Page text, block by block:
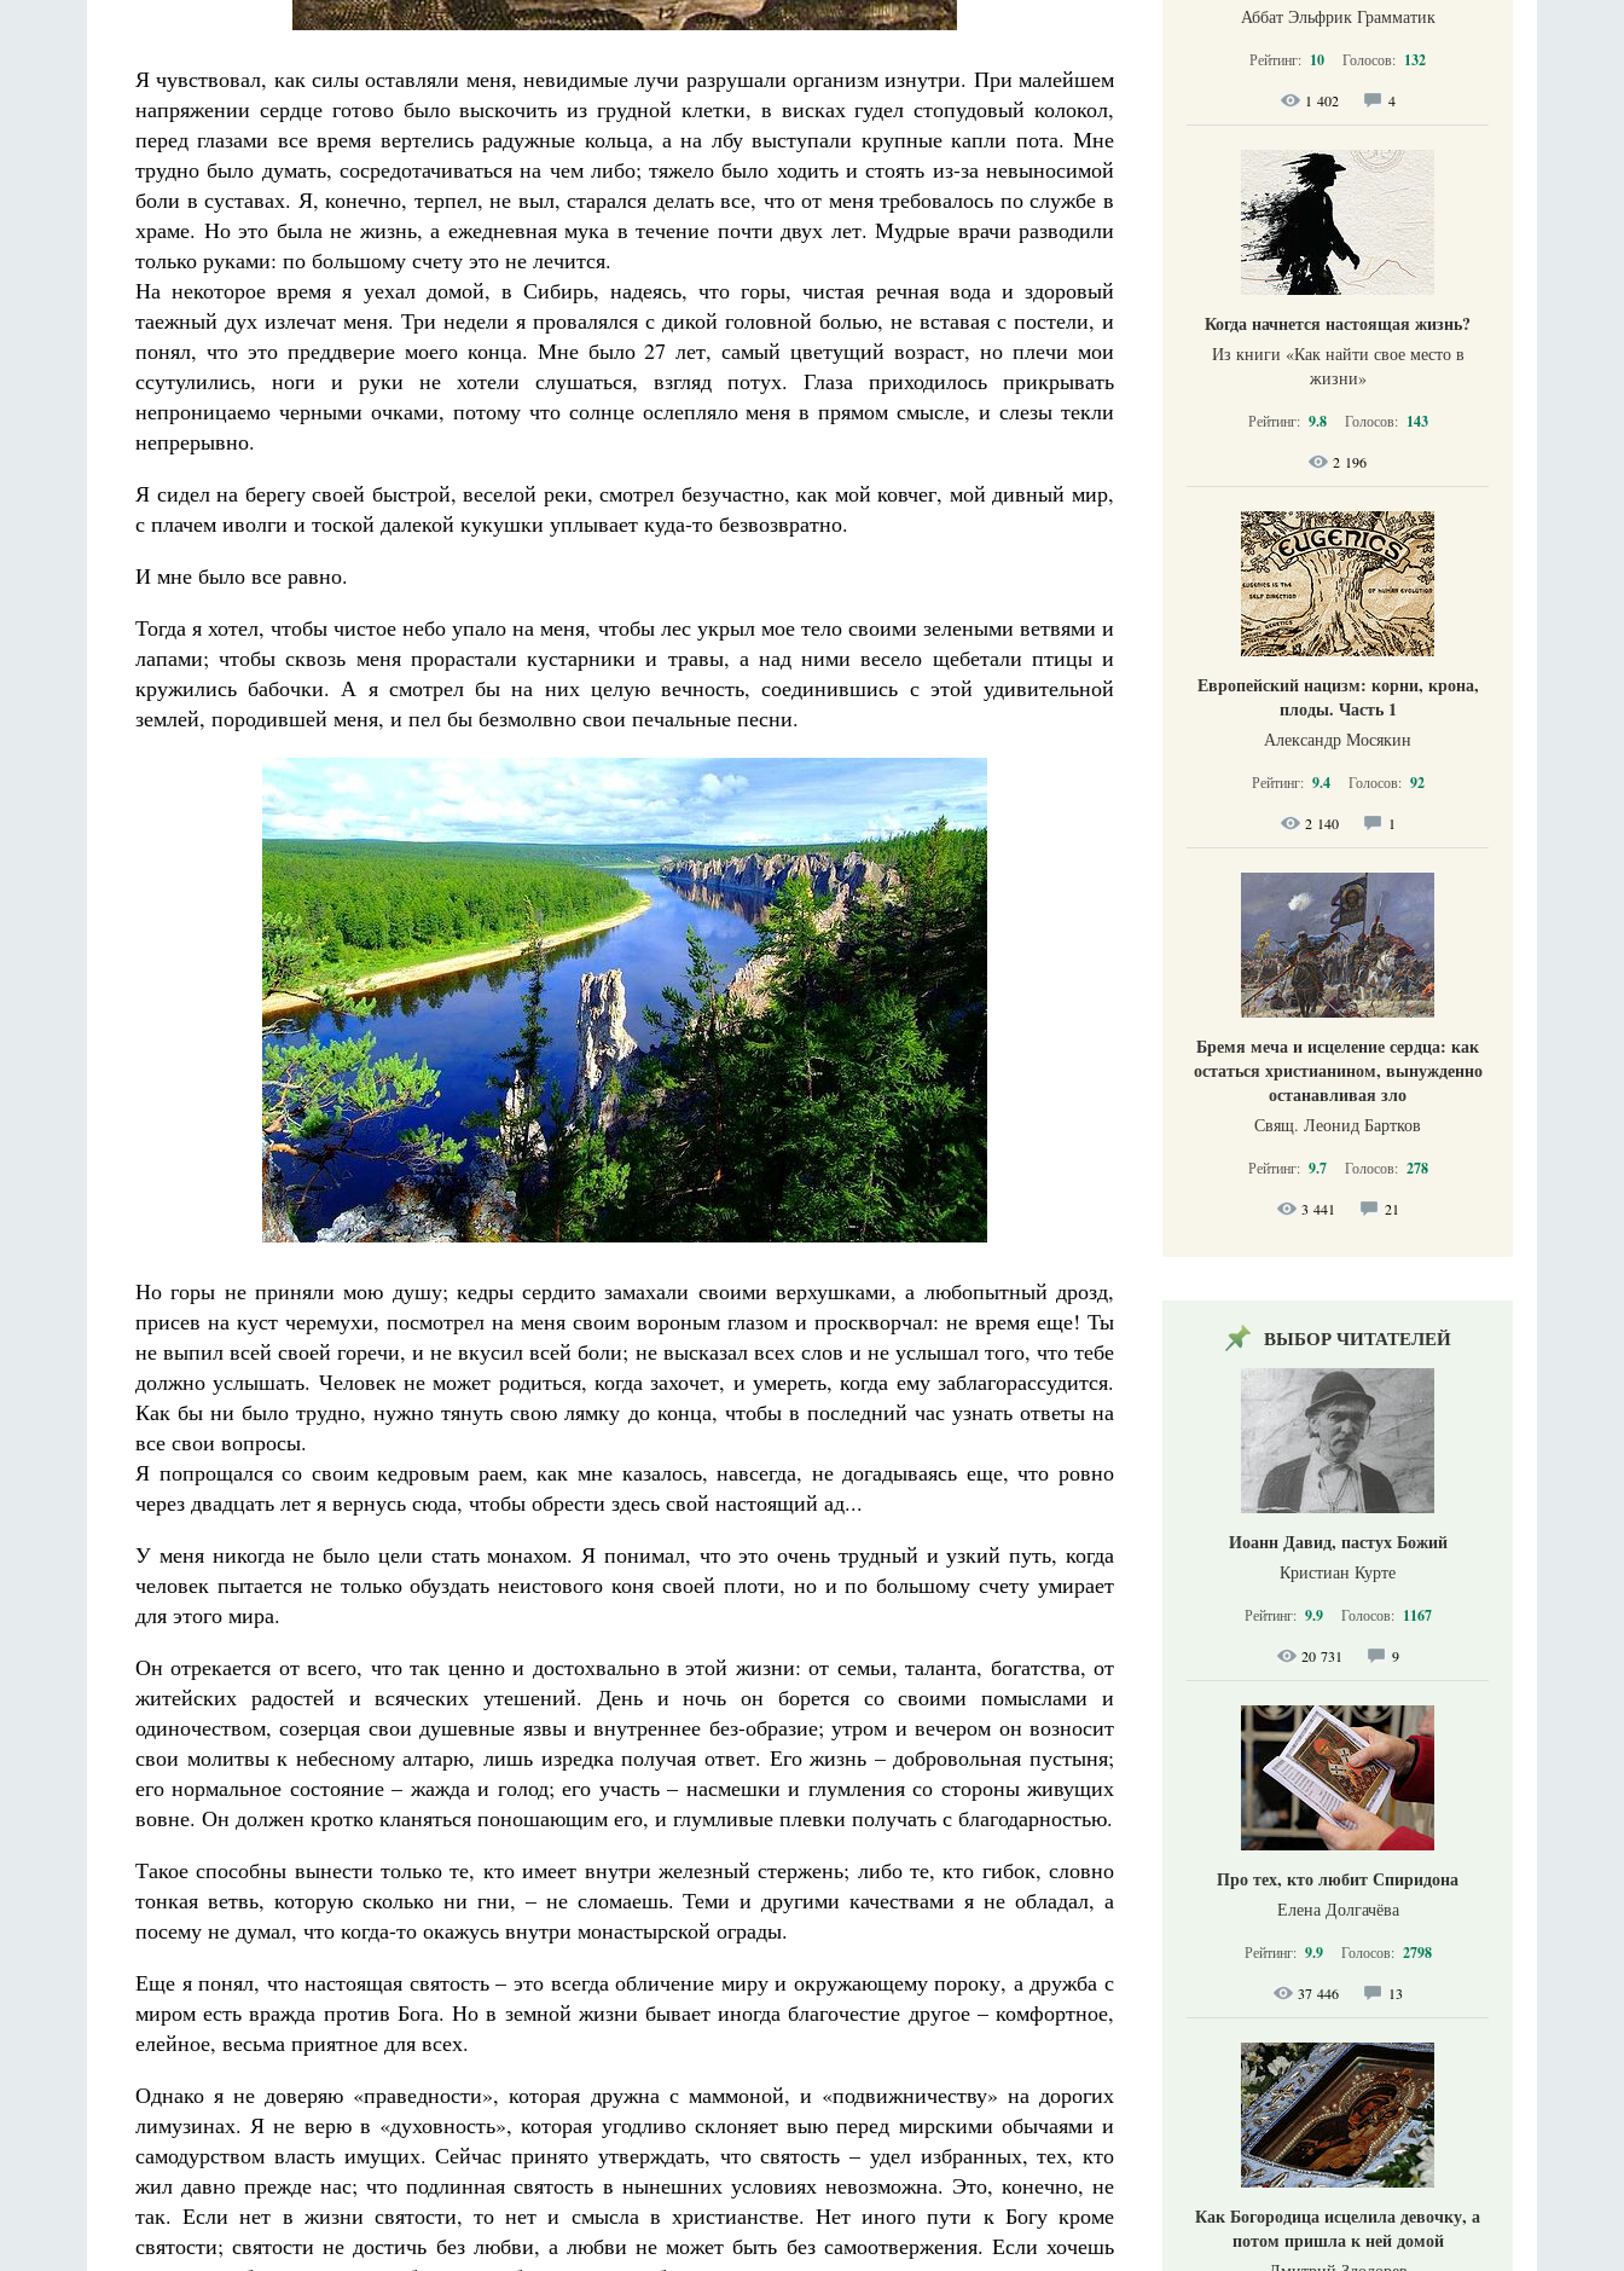
Я чувствовал, как силы оставляли меня, невидимые лучи разрушали организм изнутри. При малейшем
напряжении сердце готово было выскочить из грудной клетки, в висках гудел стопудовый колокол,
перед глазами все время вертелись радужные кольца, а на лбу выступали крупные капли пота. Мне
трудно было думать, сосредотачиваться на чем либо; тяжело было ходить и стоять из-за невыносимой
боли в суставах. Я, конечно, терпел, не выл, старался делать все, что от меня требовалось по службе в
храме. Но это была не жизнь, а ежедневная мука в течение почти двух лет. Мудрые врачи разводили
только руками: по большому счету это не лечится.
На некоторое время я уехал домой, в Сибирь, надеясь, что горы, чистая речная вода и здоровый
таежный дух излечат меня. Три недели я провалялся с дикой головной болью, не вставая с постели, и
понял, что это преддверие моего конца. Мне было 27 лет, самый цветущий возраст, но плечи мои
ссутулились, ноги и руки не хотели слушаться, взгляд потух. Глаза приходилось прикрывать
непроницаемо черными очками, потому что солнце ослепляло меня в прямом смысле, и слезы текли
непрерывно.
Я сидел на берегу своей быстрой, веселой реки, смотрел безучастно, как мой ковчег, мой дивный мир,
с плачем иволги и тоской далекой кукушки уплывает куда-то безвозвратно.
И мне было все равно.
Тогда я хотел, чтобы чистое небо упало на меня, чтобы лес укрыл мое тело своими зелеными ветвями и
лапами; чтобы сквозь меня прорастали кустарники и травы, а над ними весело щебетали птицы и
кружились бабочки. А я смотрел бы на них целую вечность, соединившись с этой удивительной
землей, породившей меня, и пел бы безмолвно свои печальные песни.
Но горы не приняли мою душу; кедры сердито замахали своими верхушками, а любопытный дрозд,
присев на куст черемухи, посмотрел на меня своим вороным глазом и проскворчал: не время еще! Ты
не выпил всей своей горечи, и не вкусил всей боли; не высказал всех слов и не услышал того, что тебе
должно услышать. Человек не может родиться, когда захочет, и умереть, когда ему заблагорассудится.
Как бы ни было трудно, нужно тянуть свою лямку до конца, чтобы в последний час узнать ответы на
все свои вопросы.
Я попрощался со своим кедровым раем, как мне казалось, навсегда, не догадываясь еще, что ровно
через двадцать лет я вернусь сюда, чтобы обрести здесь свой настоящий ад...
У меня никогда не было цели стать монахом. Я понимал, что это очень трудный и узкий путь, когда
человек пытается не только обуздать неистового коня своей плоти, но и по большому счету умирает
для этого мира.
Он отрекается от всего, что так ценно и достохвально в этой жизни: от семьи, таланта, богатства, от
житейских радостей и всяческих утешений. День и ночь он борется со своими помыслами и
одиночеством, созерцая свои душевные язвы и внутреннее без-образие; утром и вечером он возносит
свои молитвы к небесному алтарю, лишь изредка получая ответ. Его жизнь – добровольная пустыня;
его нормальное состояние – жажда и голод; его участь – насмешки и глумления со стороны живущих
вовне. Он должен кротко кланяться поношающим его, и глумливые плевки получать с благодарностью.
Такое способны вынести только те, кто имеет внутри железный стержень; либо те, кто гибок, словно
тонкая ветвь, которую сколько ни гни, – не сломаешь. Теми и другими качествами я не обладал, а
посему не думал, что когда-то окажусь внутри монастырской ограды.
Еще я понял, что настоящая святость – это всегда обличение миру и окружающему пороку, а дружба с
миром есть вражда против Бога. Но в земной жизни бывает иногда благочестие другое – комфортное,
елейное, весьма приятное для всех.
Однако я не доверяю «праведности», которая дружна с маммоной, и «подвижничеству» на дорогих
лимузинах. Я не верю в «духовность», которая угодливо склоняет выю перед мирскими обычаями и
самодурством власть имущих. Сейчас принято утверждать, что святость – удел избранных, тех, кто
жил давно прежде нас; что подлинная святость в нынешних условиях невозможна. Это, конечно, не
так. Если нет в жизни святости, то нет и смысла в христианстве. Нет иного пути к Богу кроме
святости; святости не достичь без любви, а любви не может быть без самоотвержения. Если хочешь
Аббат Эльфрик Грамматик
Рейтинг: 10 Голосов: 132
1 402 4
Когда начнется настоящая жизнь?
Из книги «Как найти свое место в
жизни​»
Рейтинг: 9.8 Голосов: 143
2 196
Европейский нацизм: корни, крона,
плоды. Часть 1
Александр Мосякин
Рейтинг: 9.4 Голосов: 92
2 140 1
Бремя меча и исцеление сердца: как
остаться христианином, вынужденно
останавливая зло
Свящ. Леонид Бартков
Рейтинг: 9.7 Голосов: 278
3 441 21
ВЫБОР ЧИТАТЕЛЕЙ
Иоанн Давид, пастух Божий
Кристиан Курте
Рейтинг: 9.9 Голосов: 1167
20 731 9
Про тех, кто любит Спиридона
Елена Долгачёва
Рейтинг: 9.9 Голосов: 2798
37 446 13
Как Богородица исцелила девочку, а
потом пришла к ней домой